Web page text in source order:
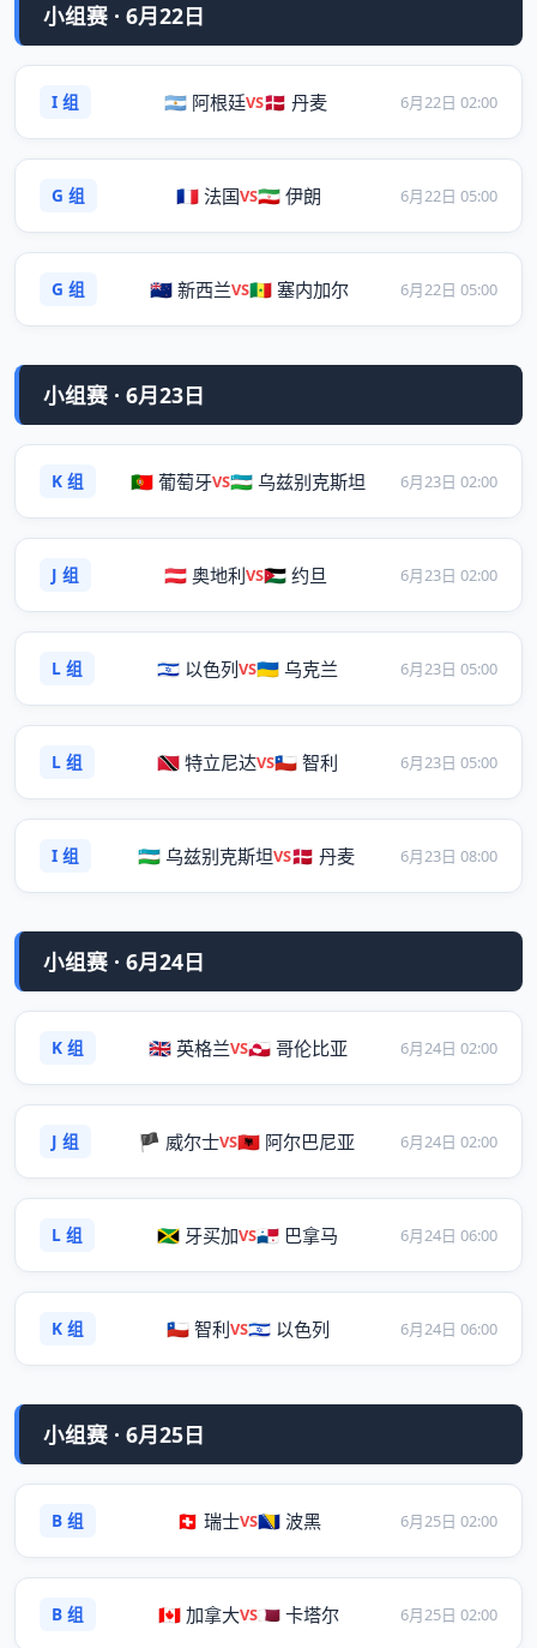
小组赛 · 6月22日
I 组 🇦🇷 阿根廷VS🇩🇰 丹麦 6月22日 02:00
G 组 🇫🇷 法国VS🇮🇷 伊朗 6月22日 05:00
G 组 🇳🇿 新西兰VS🇸🇳 塞内加尔 6月22日 05:00
小组赛 · 6月23日
K 组 🇵🇹 葡萄牙VS🇺🇿 乌兹别克斯坦 6月23日 02:00
J 组 🇦🇹 奥地利VS🇯🇴 约旦 6月23日 02:00
L 组 🇮🇱 以色列VS🇺🇦 乌克兰 6月23日 05:00
L 组 🇹🇹 特立尼达VS🇨🇱 智利 6月23日 05:00
I 组 🇺🇿 乌兹别克斯坦VS🇩🇰 丹麦 6月23日 08:00
小组赛 · 6月24日
K 组 🇬🇧 英格兰VS🇬🇱 哥伦比亚 6月24日 02:00
J 组 🏴 威尔士VS🇦🇱 阿尔巴尼亚 6月24日 02:00
L 组 🇯🇲 牙买加VS🇵🇦 巴拿马 6月24日 06:00
K 组 🇨🇱 智利VS🇮🇱 以色列 6月24日 06:00
小组赛 · 6月25日
B 组 🇨🇭 瑞士VS🇧🇦 波黑 6月25日 02:00
B 组 🇨🇦 加拿大VS🇶🇦 卡塔尔 6月25日 02:00